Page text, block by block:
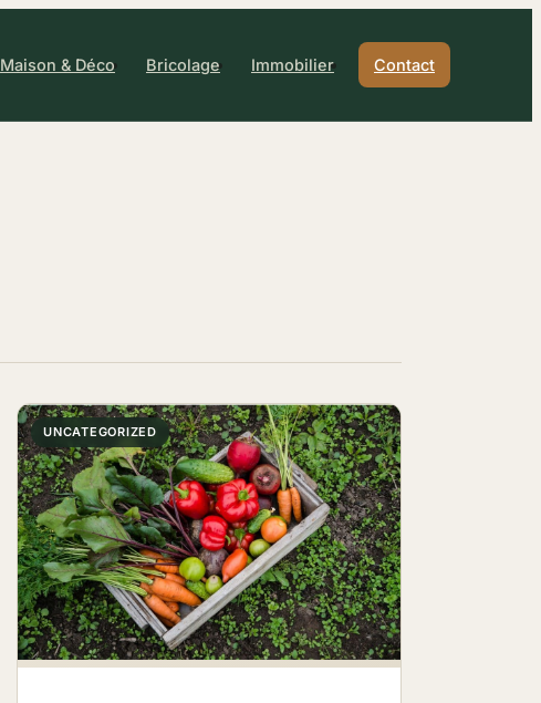
Maison & Déco Bricolage Immobilier Contact
UNCATEGORIZED